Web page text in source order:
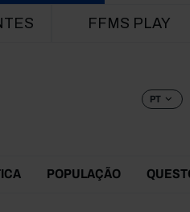
FFMS PLAY
PT
POPULAÇÃO